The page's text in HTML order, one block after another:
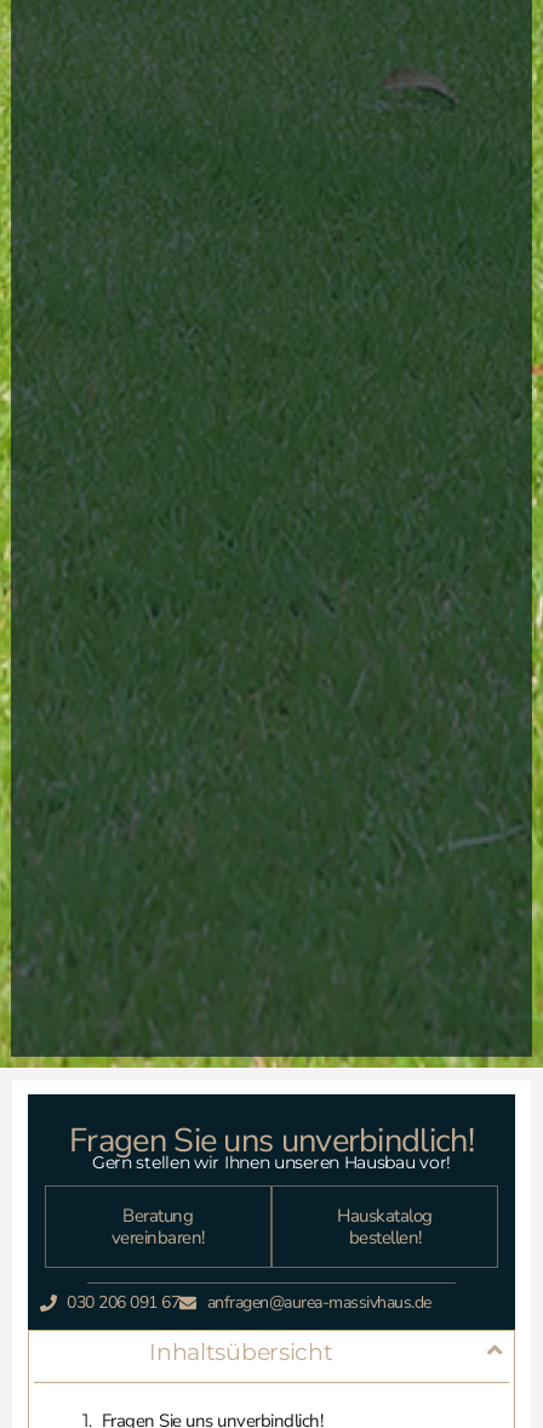
Fragen Sie uns unverbindlich!
Gern stellen wir Ihnen unseren Hausbau vor!
Beratung
vereinbaren!
Hauskatalog
bestellen!
030 206 091 67 anfragen@aurea-massivhaus.de
Inhaltsübersicht
Fragen Sie uns unverbindlich!